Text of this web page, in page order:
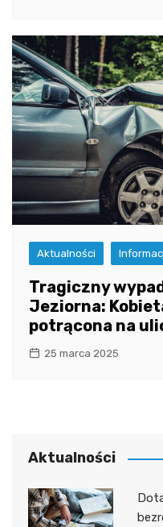
Aktualności
Tragiczny
Jeziorna:
potrącona na
25 marca 2025
Aktualności